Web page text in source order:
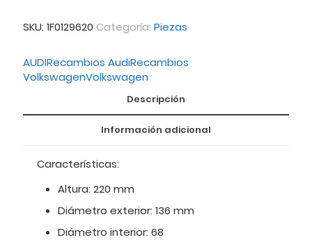
SKU: 1F0129620 Categoría: Piezas
AUDIRecambios AudiRecambios
VolkswagenVolkswagen
Descripción
Información adicional
Características:
Altura: 220 mm
Diámetro exterior: 136 mm
Diámetro interior: 68